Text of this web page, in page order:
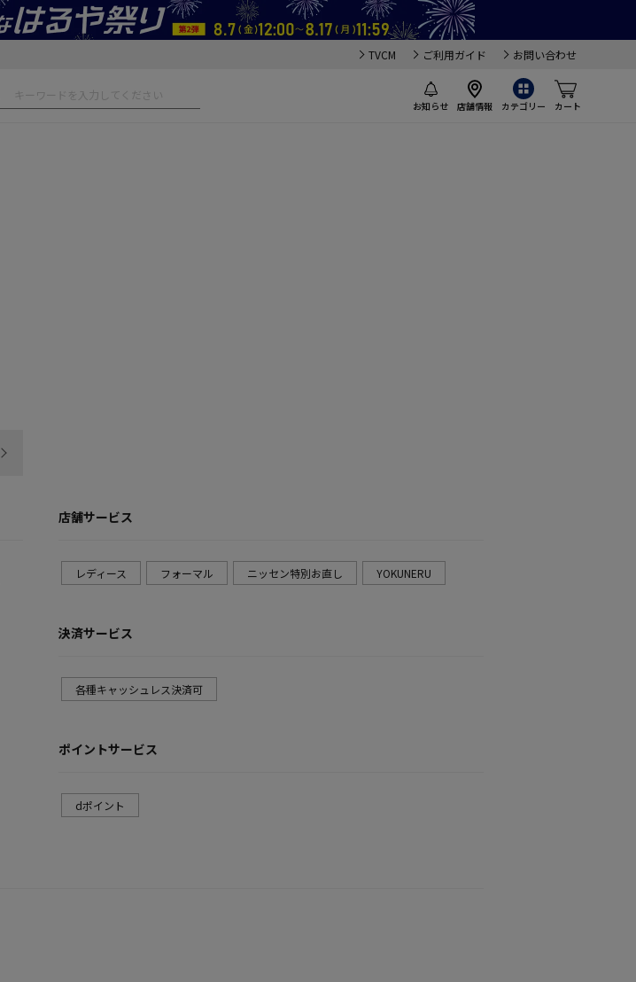
TVCM ご利用ガイド お問い合わせ
お知らせ 店舗情報 カテゴリー カート
店舗サービス
レディース フォーマル ニッセン特別お直し YOKUNERU
決済サービス
各種キャッシュレス決済可
ポイントサービス
dポイント